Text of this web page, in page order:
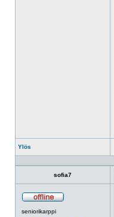
Ylös
sofia7
seniorikarppi